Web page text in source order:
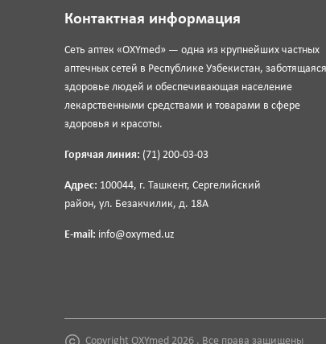
Контактная информация
Сеть аптек «OXYmed» — одна из крупнейших частных
аптечных сетей в Республике Узбекистан,
здоровье людей и обеспечивающая население
лекарственными средствами и товарами в сфере
здоровья и красоты.
Горячая линия: (71) 200-03-03
Адрес: 100044, г. Ташкент, Сергелийский
район, ул. Безакчилик, д. 18А
E-mail: info@oxymed.uz
Copyright OXYmed 2026 . Все права защищены